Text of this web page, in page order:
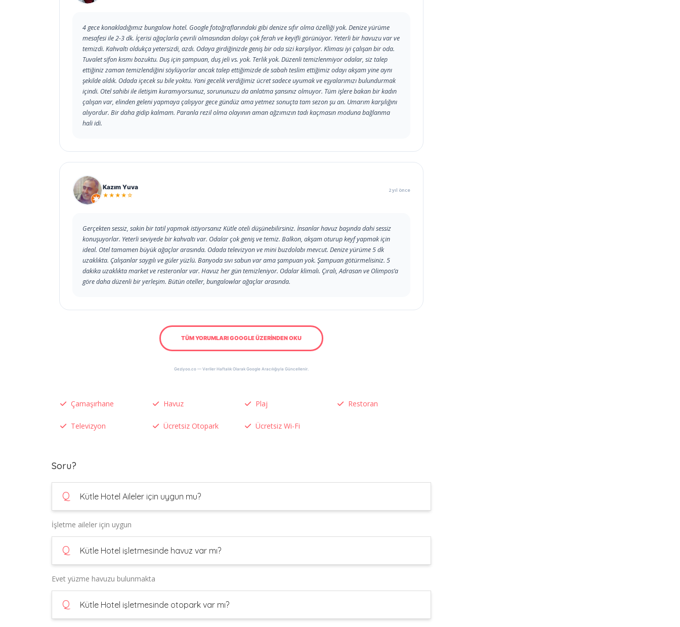
4 gece konakladığımız bungalow hotel. Google fotoğraflarındaki gibi denize sıfır olma özelliği yok. Denize yürüme
mesafesi ile 2-3 dk. İçerisi ağaçlarla çevrili olmasından dolayı çok ferah ve keyifli görünüyor. Yeterli bir havuzu var ve
temizdi. Kahvaltı oldukça yetersizdi, azdı. Odaya girdiğinizde geniş bir oda sizi karşılıyor. Kliması iyi çalışan bir oda.
Tuvalet sifon kısmı bozuktu. Duş için şampuan, duş jeli vs. yok. Terlik yok. Düzenli temizlenmiyor odalar, siz talep
ettiğiniz zaman temizlendiğini söylüyorlar ancak talep ettiğimizde de sabah teslim ettiğimiz odayı akşam yine aynı
şekilde aldık. Odada içecek su bile yoktu. Yani gecelik verdiğimiz ücret sadece uyumak ve eşyalarımızı bulundurmak
içindi. Otel sahibi ile iletişim kuramıyorsunuz, sorununuzu da anlatma şansınız olmuyor. Tüm işlere bakan bir kadın
çalışan var, elinden geleni yapmaya çalışıyor gece gündüz ama yetmez sonuçta tam sezon şu an. Umarım karşılığını
alıyordur. Bir daha gidip kalmam. Paranla rezil olma olayının aman ağzımızın tadı kaçmasın moduna bağlanma
hali idi.
Kazım Yuva
★★★★☆
2 yıl önce
Gerçekten sessiz, sakin bir tatil yapmak istiyorsanız Kütle oteli düşünebilirsiniz. İnsanlar havuz başında dahi sessiz
konuşuyorlar. Yeterli seviyede bir kahvaltı var. Odalar çok geniş ve temiz. Balkon, akşam oturup keyf yapmak için
ideal. Otel tamamen büyük ağaçlar arasında. Odada televizyon ve mini buzdolabı mevcut. Denize yürüme 5 dk
uzaklıkta. Çalışanlar saygılı ve güler yüzlü. Banyoda sıvı sabun var ama şampuan yok. Şampuan götürmelisiniz. 5
dakika uzaklıkta market ve resteronlar var. Havuz her gün temizleniyor. Odalar klimalı. Çıralı, Adrasan ve Olimpos’a
göre daha düzenli bir yerleşim. Bütün oteller, bungalowlar ağaçlar arasında.
TÜM YORUMLARI GOOGLE ÜZERİNDEN OKU
Geziyoo.co — Veriler Haftalık Olarak Google Aracılığıyla Güncellenir.
Çamaşırhane Havuz Plaj Restoran
Televizyon Ücretsiz Otopark Ücretsiz Wi-Fi
Soru?
Q Kütle Hotel Aileler için uygun mu?
İşletme aileler için uygun
Q Kütle Hotel işletmesinde havuz var mı?
Evet yüzme havuzu bulunmakta
Q Kütle Hotel işletmesinde otopark var mı?